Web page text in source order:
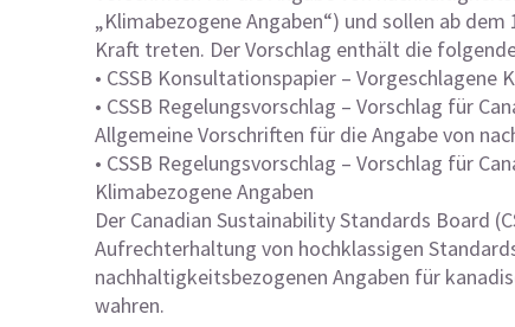
„Klimabezogene Angaben“) und sollen ab
Kraft treten. Der Vorschlag enthält die
• CSSB Konsultationspapier –
• CSSB Regelungsvorschlag – Vorschlag für
Allgemeine Vorschriften für die Angabe von
• CSSB Regelungsvorschlag – Vorschlag für
Klimabezogene Angaben
Der Canadian Sustainability Standards Board
Aufrechterhaltung von hochklassigen
nachhaltigkeitsbezogenen Angaben für
wahren.